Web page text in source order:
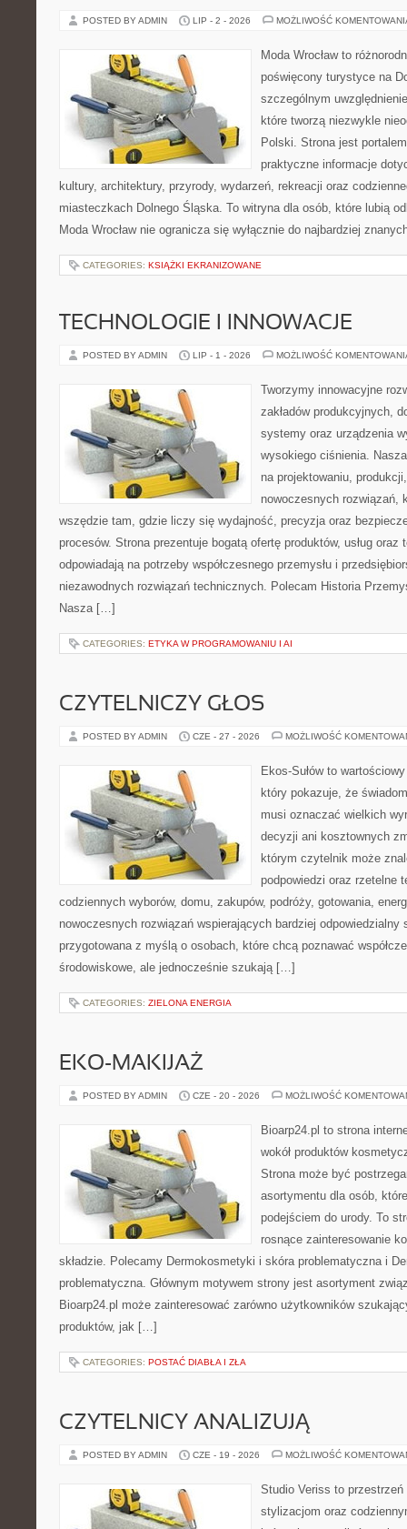
POSTED BY ADMIN LIP - 2 - 2026 MOŻLIWOŚĆ
Moda Wrocław to
poświęcony turystyce na
szczególnym
które tworzą niezwykle
Polski. Strona jest
praktyczne informacje
kultury, architektury, przyrody, wydarzeń, rekreacji oraz
miasteczkach Dolnego Śląska. To witryna dla osób, które lubią
Moda Wrocław nie ogranicza się wyłącznie do najbardziej
CATEGORIES: KSIĄŻKI EKRANIZOWANE
TECHNOLOGIE I INNOWACJE
POSTED BY ADMIN LIP - 1 - 2026 MOŻLIWOŚĆ
Tworzymy innowacyjne
zakładów produkcyjnych,
systemy oraz urządzenia
wysokiego ciśnienia.
na projektowaniu,
nowoczesnych rozwiązań,
wszędzie tam, gdzie liczy się wydajność, precyzja oraz
procesów. Strona prezentuje bogatą ofertę produktów, usług oraz
odpowiadają na potrzeby współczesnego przemysłu i
niezawodnych rozwiązań technicznych. Polecam Historia
Nasza […]
CATEGORIES: ETYKA W PROGRAMOWANIU I AI
CZYTELNICZY GŁOS
POSTED BY ADMIN CZE - 27 - 2026 MOŻLIWOŚĆ
Ekos-Sułów to
który pokazuje, że
musi oznaczać wielkich
decyzji ani kosztownych
którym czytelnik może
podpowiedzi oraz rzetelne
codziennych wyborów, domu, zakupów, podróży, gotowania,
nowoczesnych rozwiązań wspierających bardziej odpowiedzialny
przygotowana z myślą o osobach, które chcą poznawać
środowiskowe, ale jednocześnie szukają […]
CATEGORIES: ZIELONA ENERGIA
EKO-MAKIJAŻ
POSTED BY ADMIN CZE - 20 - 2026 MOŻLIWOŚĆ
Bioarp24.pl to strona
wokół produktów
Strona może być
asortymentu dla osób,
podejściem do urody. To
rosnące zainteresowanie
składzie. Polecamy Dermokosmetyki i skóra problematyczna i
problematyczna. Głównym motywem strony jest asortyment
Bioarp24.pl może zainteresować zarówno użytkowników
produktów, jak […]
CATEGORIES: POSTAĆ DIABŁA I ZŁA
CZYTELNICY ANALIZUJĄ
POSTED BY ADMIN CZE - 19 - 2026 MOŻLIWOŚĆ
Studio Veriss to
stylizacjom oraz